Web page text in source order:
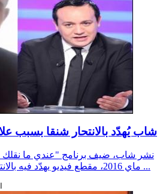
شاب يُهدّد بالانتحار شنقا بسبب
ماي 2016، مقطع فيديو يهدّد فيه بالانتحار شنقا إذا قام الاعلامي ...